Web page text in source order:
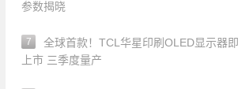
参数揭晓
7
全球首款！TCL华星印刷OLED显示器
上市 三季度量产